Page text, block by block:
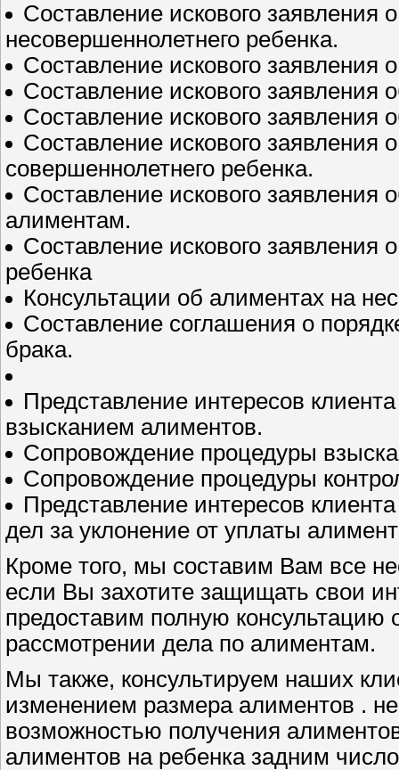
Составление искового заявления
несовершеннолетнего ребенка.
Составление искового
Составление искового
Составление искового
Составление искового заявления
совершеннолетнего ребенка.
Составление искового заявления
алиментам.
Составление искового заявления
ребенка
Консультации об алиментах на
Составление соглашения о
брака.
Представление интересов
взысканием алиментов.
Сопровождение процедуры
Сопровождение процедуры
Представление интересов
дел за уклонение от уплаты
Кроме того, мы составим Вам все
если Вы захотите защищать свои
предоставим полную консультацию
рассмотрении дела по алиментам.
Мы также, консультируем наших
изменением размера алиментов .
возможностью получения
алиментов на ребенка задним